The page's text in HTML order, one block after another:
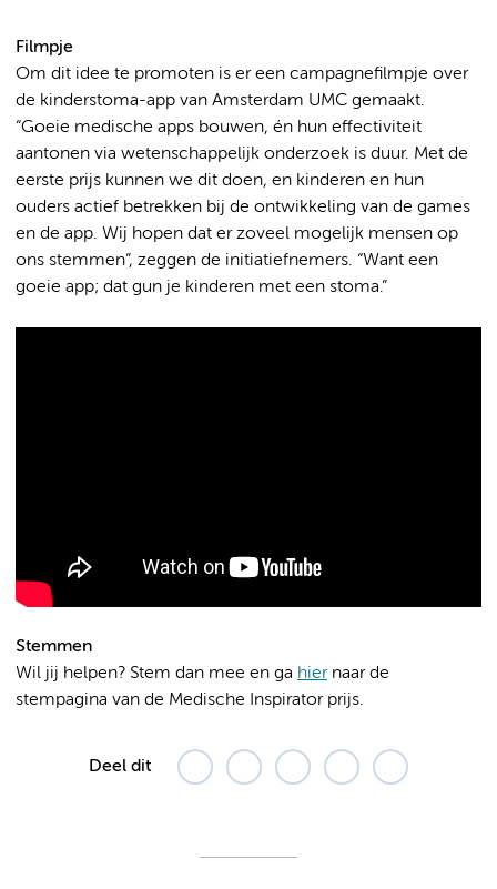
Filmpje
Om dit idee te promoten is er een campagnefilmpje over
de kinderstoma-app van Amsterdam UMC gemaakt.
“Goeie medische apps bouwen, én hun effectiviteit
aantonen via wetenschappelijk onderzoek is duur. Met de
eerste prijs kunnen we dit doen, en kinderen en hun
ouders actief betrekken bij de ontwikkeling van de games
en de app. Wij hopen dat er zoveel mogelijk mensen op
ons stemmen”, zeggen de initiatiefnemers. “Want een
goeie app; dat gun je kinderen met een stoma.”
Stemmen
Wil jij helpen? Stem dan mee en ga hiernaar de
stempagina van de Medische Inspirator prijs.
Deel dit